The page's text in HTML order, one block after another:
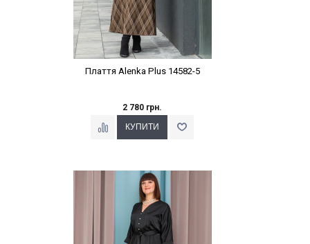
Плаття Alenka Plus 14582-5
2 780 грн.
Наклейки Варіант з %